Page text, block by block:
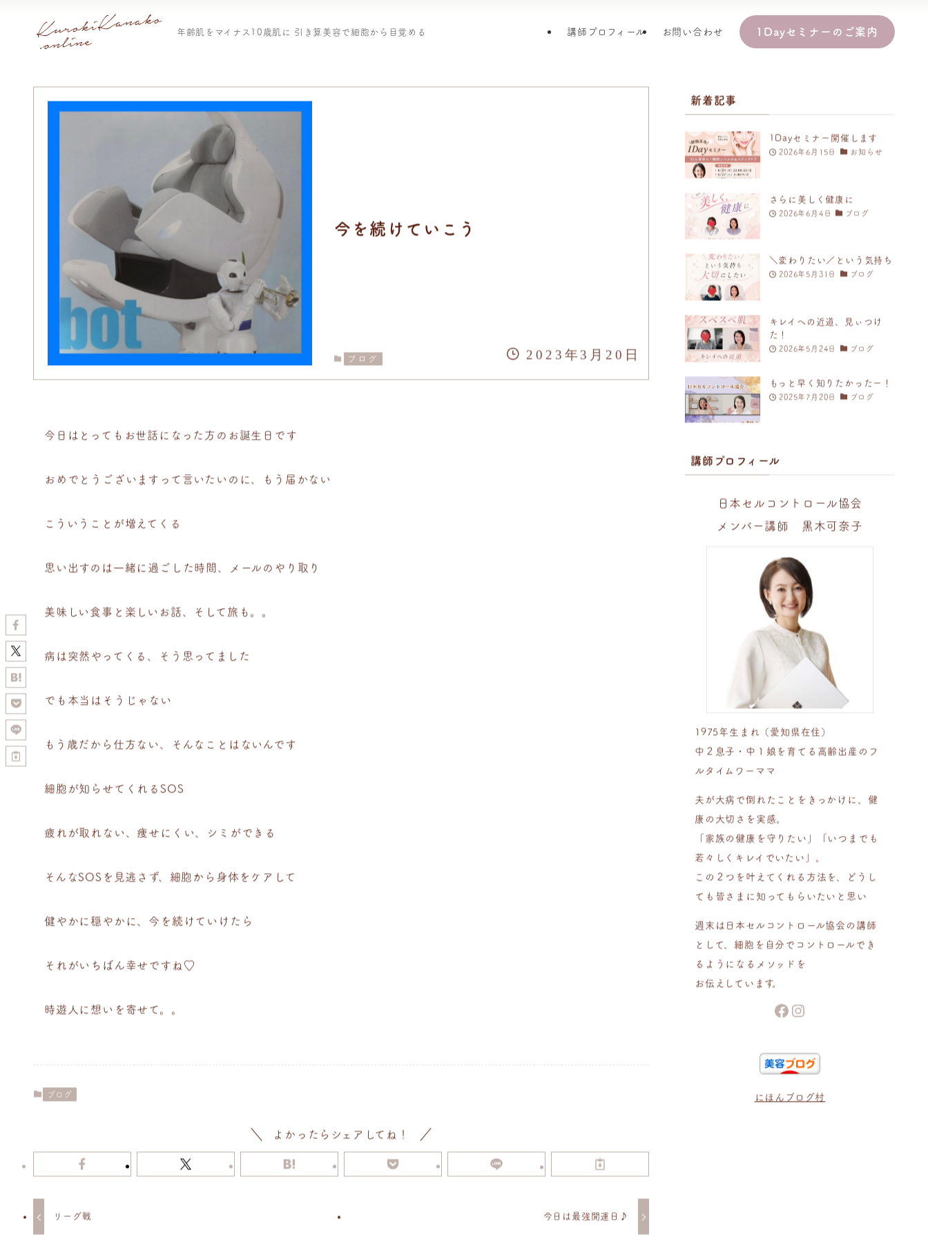
年齢肌をマイナス10歳肌に 引き算美容で細胞から目覚める 講師プロフィール お問い合わせ 1Dayセミナーのご案内
今を続けていこう
ブログ 2023年3月20日
今日はとってもお世話になった方のお誕生日です
おめでとうございますって言いたいのに、もう届かない
こういうことが増えてくる
思い出すのは一緒に過ごした時間、メールのやり取り
美味しい食事と楽しいお話、そして旅も。。
病は突然やってくる、そう思ってました
でも本当はそうじゃない
もう歳だから仕方ない、そんなことはないんです
細胞が知らせてくれるSOS
疲れが取れない、痩せにくい、シミができる
そんなSOSを見逃さず、細胞から身体をケアして
健やかに穏やかに、今を続けていけたら
それがいちばん幸せですね♡
時遊人に想いを寄せて。。
ブログ
よかったらシェアしてね！
リーグ戦 今日は最強開運日♪
新着記事
1Dayセミナー開催します
2026年6月15日 お知らせ
さらに美しく健康に
2026年6月4日 ブログ
＼変わりたい／という気持ち
2026年5月31日 ブログ
キレイへの近道、見ぃつけ
た！
2026年5月24日 ブログ
もっと早く知りたかったー！
2025年7月20日 ブログ
講師プロフィール
日本セルコントロール協会
メンバー講師 黒木可奈子
1975年生まれ（愛知県在住）
中２息子・中１娘を育てる高齢出産のフ
ルタイムワーママ
夫が大病で倒れたことをきっかけに、健
康の大切さを実感。
「家族の健康を守りたい」「いつまでも
若々しくキレイでいたい」。
この２つを叶えてくれる方法を、どうし
ても皆さまに知ってもらいたいと思い
週末は日本セルコントロール協会の講師
として、細胞を自分でコントロールでき
るようになるメソッドを
お伝えしています。
Facebook
Instagram
にほんブログ村